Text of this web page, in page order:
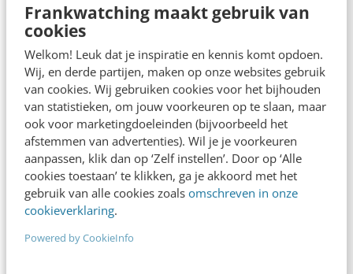
Frankwatching maakt gebruik van
cookies
Welkom! Leuk dat je inspiratie en kennis komt opdoen.
Wij, en derde partijen, maken op onze websites gebruik
van cookies. Wij gebruiken cookies voor het bijhouden
van statistieken, om jouw voorkeuren op te slaan, maar
ook voor marketingdoeleinden (bijvoorbeeld het
afstemmen van advertenties). Wil je je voorkeuren
aanpassen, klik dan op ‘Zelf instellen’. Door op ‘Alle
cookies toestaan’ te klikken, ga je akkoord met het
gebruik van alle cookies zoals omschreven in onze
cookieverklaring.
Powered by CookieInfo
Charlotte Meindersmavan
Charlotte is ondernemer en
marketingjurist. Ze helpt bedrijven
en ondernemers met het oplossen
van marketingproblemen, zodat ze
op eerlijke wijze klanten aantrekken,
boetes voorkomen of oneerlijk
gedrag van concurrenten gestopt
wordt.